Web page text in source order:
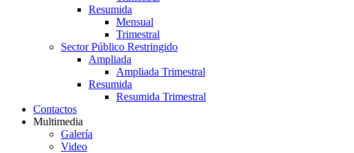
Resumida
Mensual
Trimestral
Sector Público Restringido
Ampliada
Ampliada Trimestral
Resumida
Resumida Trimestral
Contactos
Multimedia
Galería
Video